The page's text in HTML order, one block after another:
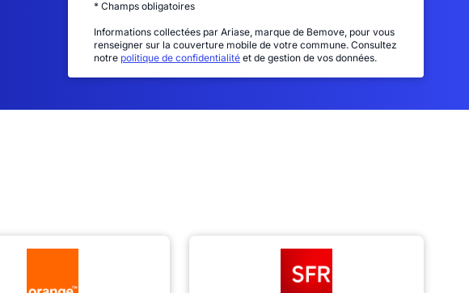
* Champs obligatoires
Informations collectées par Ariase, marque de Bemove, pour vous
renseigner sur la couverture mobile de votre commune. Consultez
notre politique de confidentialité et de gestion de vos données.